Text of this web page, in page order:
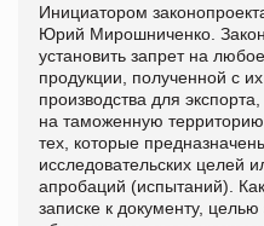
Инициатором
Юрий Мирошниченко.
установить запрет на
продукции, полученной с
производства для
на таможенную
тех, которые
исследовательских целей
апробаций (испытаний).
записке к документу,